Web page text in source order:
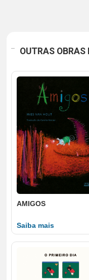
OUTRAS OBRAS
AMIGOS
Saiba mais